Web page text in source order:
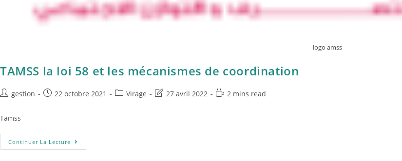
logo amss
TAMSS la loi 58 et les mécanismes de coordination
gestion 22 octobre 2021 Virage 27 avril 2022 2 mins read
Tamss
Continuer La Lecture